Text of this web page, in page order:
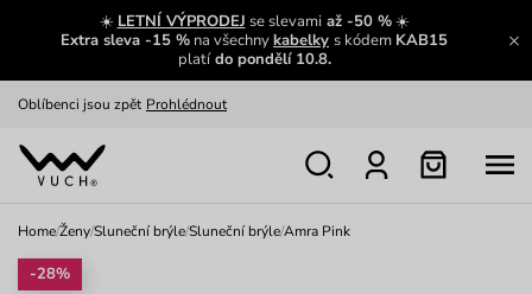
☀️ LETNÍ VÝPRODEJ se slevamiaž -50 %☀️
Extra sleva -15 % na všechnykabelky s kódem KAB15
platído pondělí 10.8.
Zajímavosti ze světa Vuch:
Zobrazit
Oblíbenci jsou zpět Prohlédnout
Nech se inspirovat
Home/Ženy/Sluneční brýle/Sluneční brýle/Amra Pink
-28%